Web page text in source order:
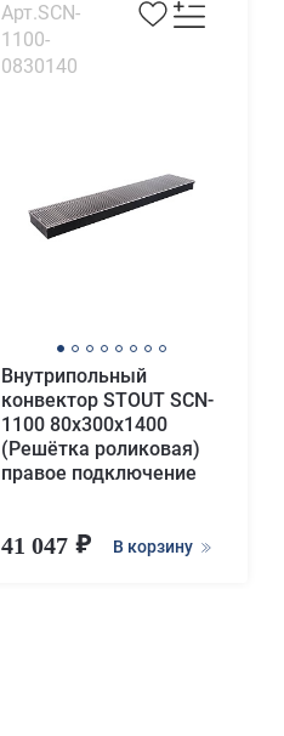
Арт.SCN-
1100-
0830140
Внутрипольный
конвектор STOUT SCN-
1100 80х300х1400
(Решётка роликовая)
правое подключение
41 047 В корзину